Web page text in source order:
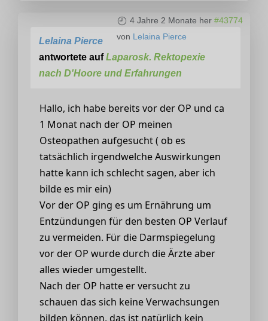
4 Jahre 2 Monate her #43774
von Lelaina Pierce
Lelaina Pierce
antwortete aufLaparosk. Rektopexie
nach D'Hoore und Erfahrungen
Hallo, ich habe bereits vor der OP und ca
1 Monat nach der OP meinen
Osteopathen aufgesucht ( ob es
tatsächlich irgendwelche Auswirkungen
hatte kann ich schlecht sagen, aber ich
bilde es mir ein)
Vor der OP ging es um Ernährung um
Entzündungen für den besten OP Verlauf
zu vermeiden. Für die Darmspiegelung
vor der OP wurde durch die Ärzte aber
alles wieder umgestellt.
Nach der OP hatte er versucht zu
schauen das sich keine Verwachsungen
bilden können, das ist natürlich kein